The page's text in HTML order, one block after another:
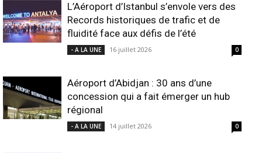
L’Aéroport d’Istanbul s’envole vers des
Records historiques de trafic et de
fluidité face aux défis de l’été
- A LA UNE 16 juillet 2026 0
Aéroport d’Abidjan : 30 ans d’une
concession qui a fait émerger un hub
régional
- A LA UNE 14 juillet 2026 0